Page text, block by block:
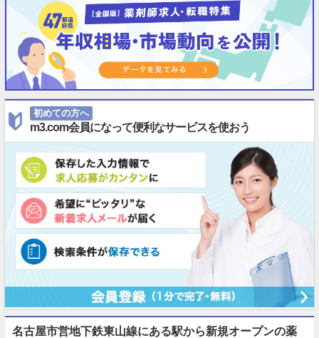
初めての方へ
m3.com会員になって便利なサービスを使おう
名古屋市営地下鉄東山線にある駅から新規オープンの薬